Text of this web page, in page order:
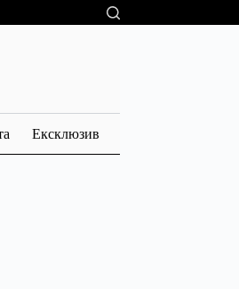
Ексклюзив